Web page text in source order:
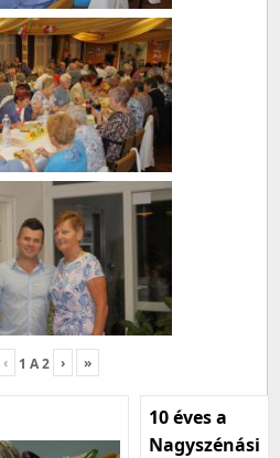
‹ 1 A2 › »
10 éves a
Nagyszénási